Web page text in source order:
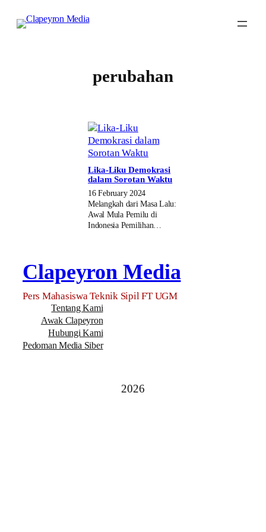
perubahan
Lika-Liku Demokrasi
dalam Sorotan Waktu
16 February 2024
Melangkah dari Masa Lalu:
Awal Mula Pemilu di
Indonesia Pemilihan…
Clapeyron Media
Pers Mahasiswa Teknik Sipil FT UGM
Tentang Kami
Awak Clapeyron
Hubungi Kami
Pedoman Media Siber
2026